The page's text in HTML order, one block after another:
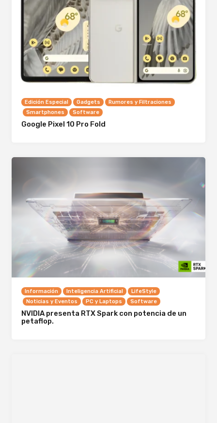
Edición Especial Gadgets
Rumores y Filtraciones
Smartphones
Software
Google Pixel 10 Pro Fold
Información Inteligencia Artificial
LifeStyle
Noticias y Eventos
PC y Laptops Software
NVIDIA presenta RTX Spark con potencia de un
petaflop.